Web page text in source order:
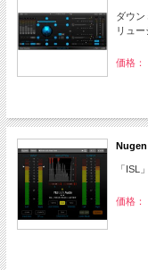
ダウン
リュー
価格：
「ISL
価格：